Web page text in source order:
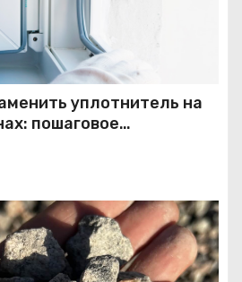
уплотнитель на
пошаговое